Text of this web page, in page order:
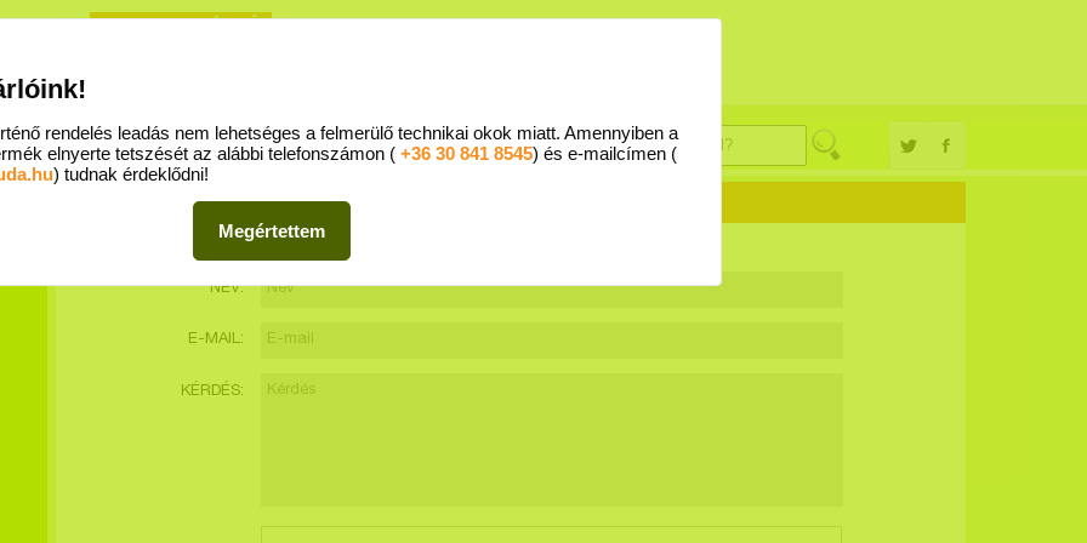
II. 5. emelet - 1024 Budapest, Lövőház u. 1-5. I MediAd Kft. I Telefon:
MENETE SZÁLLÍTÁS FELTÉTELEI GYIK KAPCSOLAT
VARGA DÓRADIETETIKUS
NÉV:
E-MAIL:
KÉRDÉS:
rendelés leadás nem lehetséges a felmerülő technikai okok miatt. Amennyiben a
elnyerte tetszését az alábbi telefonszámon ( +36 30 841 8545) és e-mailcímen (
) tudnak érdeklődni!
Megértettem